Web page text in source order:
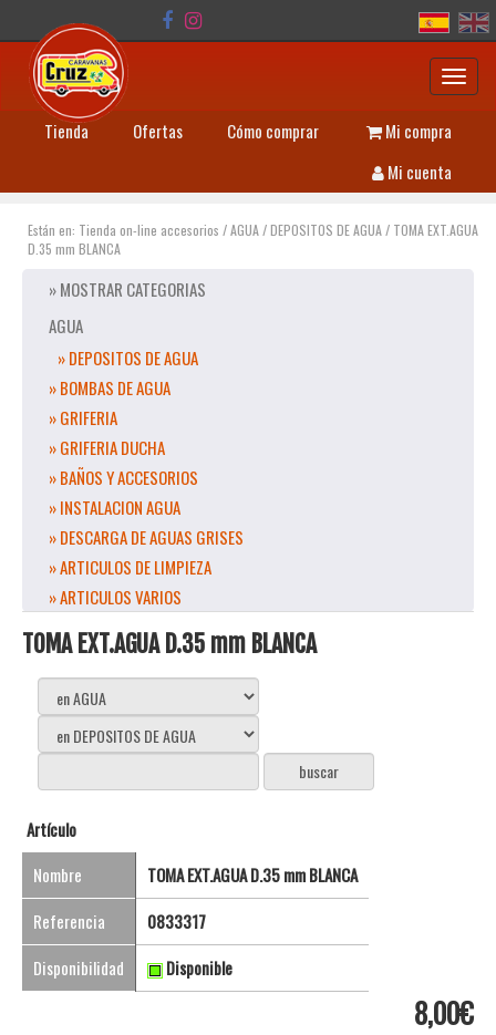
Tienda Ofertas Cómo comprar
Mi compra
Mi cuenta
Están en: Tienda on-line accesorios /AGUA/DEPOSITOS DE AGUA/ TOMA EXT.AGUA
D.35 mm BLANCA
» MOSTRAR CATEGORIAS
AGUA
» DEPOSITOS DE AGUA
» BOMBAS DE AGUA
» GRIFERIA
» GRIFERIA DUCHA
» BAÑOS Y ACCESORIOS
» INSTALACION AGUA
» DESCARGA DE AGUAS GRISES
» ARTICULOS DE LIMPIEZA
» ARTICULOS VARIOS
TOMA EXT.AGUA D.35 mm BLANCA
Artículo
Nombre
TOMA EXT.AGUA D.35 mm BLANCA
Referencia
0833317
Disponibilidad
Disponible
8,00€